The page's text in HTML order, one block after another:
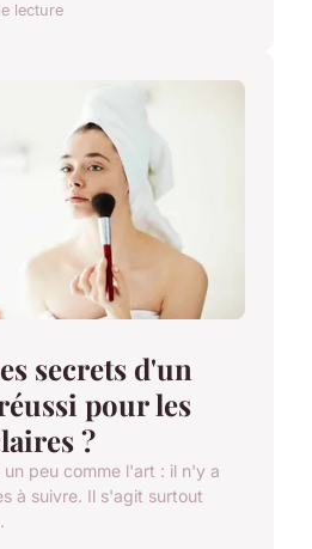
lecture
secrets d'un
pour les
?
peu comme l'art : il n'y a
à suivre. Il s'agit surtout